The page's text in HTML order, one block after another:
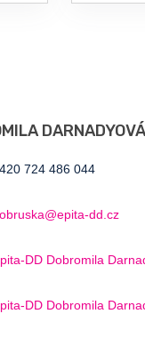
724 486 044
dd.cz
DD Dobromila
DD Dobromila